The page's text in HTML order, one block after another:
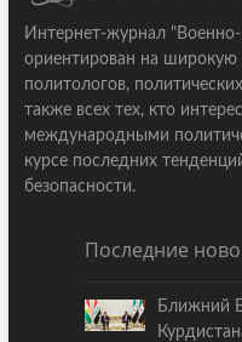
Интернет-журнал "Военно-
ориентирован на широкую
политологов,
также всех тех, кто
международными
курсе последних
безопасности.
Последние
Ближний